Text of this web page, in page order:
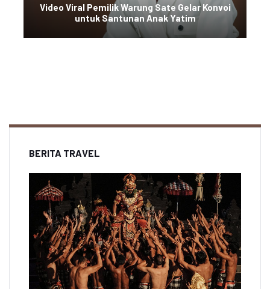
Video Viral Pemilik Warung Sate Gelar Konvoi
untuk Santunan Anak Yatim
BERITA TRAVEL